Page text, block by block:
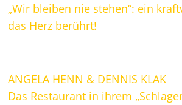
„Wir bleiben nie stehen“: ein
das Herz berührt!
ANGELA HENN & DENNIS KLAK
Das Restaurant in ihrem